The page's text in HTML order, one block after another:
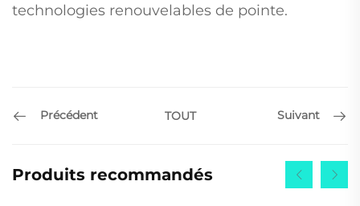
technologies renouvelables de pointe.
Précédent TOUT Suivant
Produits recommandés